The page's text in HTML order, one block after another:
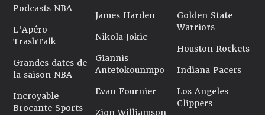
Podcasts NBA
L'Apéro
TrashTalk
Grandes dates de
la saison NBA
Incroyable
Brocante Sports
James Harden
Nikola Jokic
Giannis
Antetokounmpo
Evan Fournier
Zion Williamson
Golden State
Warriors
Houston Rockets
Indiana Pacers
Los Angeles
Clippers